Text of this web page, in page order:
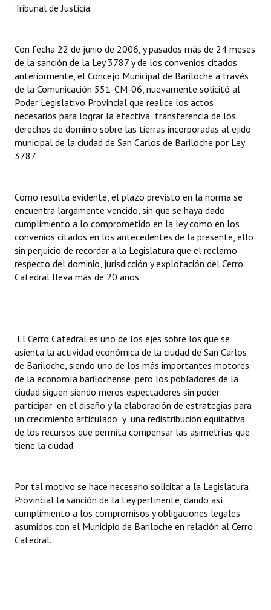
Tribunal de Justicia.
Con fecha 22 de junio de 2006, y pasados más de 24 meses
de la sanción de la Ley 3787 y de los convenios citados
anteriormente, el Concejo Municipal de Bariloche a través
de la Comunicación 551-CM-06, nuevamente solicitó al
Poder Legislativo Provincial que realice los actos
necesarios para lograr la efectiva transferencia de los
derechos de dominio sobre las tierras incorporadas al ejido
municipal de la ciudad de San Carlos de Bariloche por Ley
3787.
Como resulta evidente, el plazo previsto en la norma se
encuentra largamente vencido, sin que se haya dado
cumplimiento a lo comprometido en la ley como en los
convenios citados en los antecedentes de la presente, ello
sin perjuicio de recordar a la Legislatura que el reclamo
respecto del dominio, jurisdicción y explotación del Cerro
Catedral lleva más de 20 años.
El Cerro Catedral es uno de los ejes sobre los que se
asienta la actividad económica de la ciudad de San Carlos
de Bariloche, siendo uno de los más importantes motores
de la economía barilochense, pero los pobladores de la
ciudad siguen siendo meros espectadores sin poder
participar en el diseño y la elaboración de estrategias para
un crecimiento articulado y una redistribución equitativa
de los recursos que permita compensar las asimetrías que
tiene la ciudad.
Por tal motivo se hace necesario solicitar a la Legislatura
Provincial la sanción de la Ley pertinente, dando así
cumplimiento a los compromisos y obligaciones legales
asumidos con el Municipio de Bariloche en relación al Cerro
Catedral.